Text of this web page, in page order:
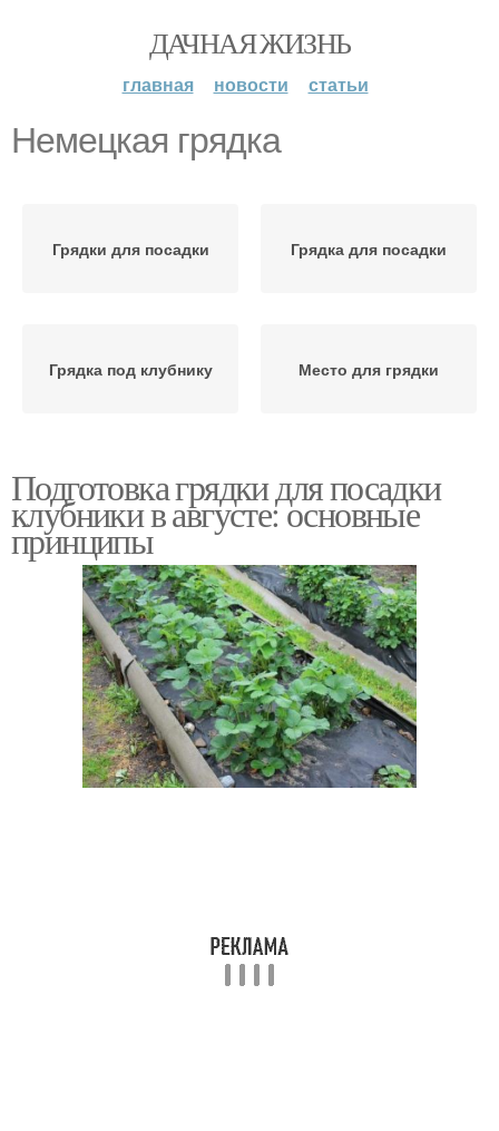
ДАЧНАЯ ЖИЗНЬ
главная новости статьи
Немецкая грядка
Грядки для посадки Грядка для посадки
Грядка под клубнику Место для грядки
Подготовка грядки для посадки
клубники в августе: основные
принципы